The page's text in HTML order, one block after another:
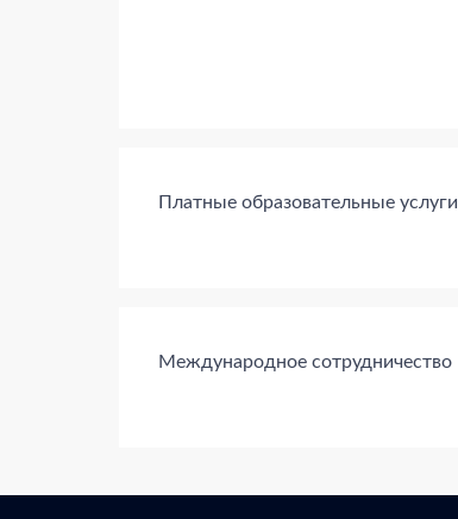
Платные образовательные услуги
Международное сотрудничество